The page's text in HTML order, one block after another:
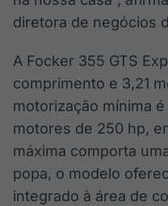
diretora de negócios
A Focker 355 GTS
comprimento e 3,21
motorização mínima
motores de 250 hp,
máxima comporta
popa, o modelo
integrado à área de